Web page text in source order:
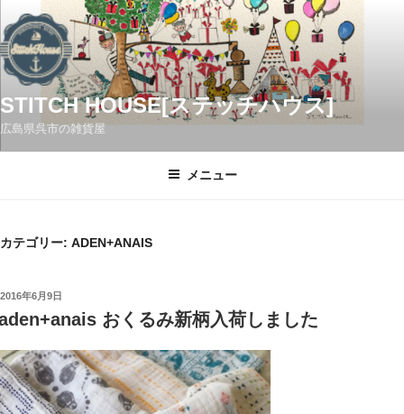
ン
テ
ン
ツ
へ
STITCH HOUSE[ステッチハウス]
広島県呉市の雑貨屋
メニュー
カテゴリー: ADEN+ANAIS
投
日:
2016年6月9日
おくるみ新柄入荷しました